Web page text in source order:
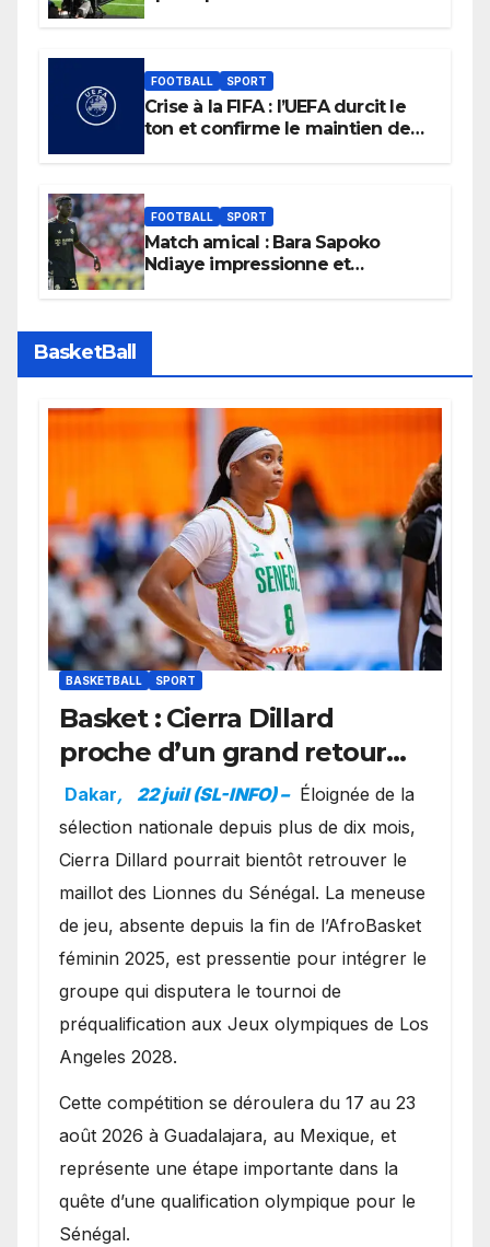
FOOTBALL SPORT
Crise à la FIFA : l’UEFA durcit le
ton et confirme le maintien de
FOOTBALL SPORT
Match amical : Bara Sapoko
Ndiaye impressionne et
BasketBall
BASKETBALL SPORT
Basket : Cierra Dillard
proche d’un grand retour
avec les Lionnes ?
Dakar, 22 juil (SL-INFO) – Éloignée de la
sélection nationale depuis plus de dix mois,
Cierra Dillard pourrait bientôt retrouver le
maillot des Lionnes du Sénégal. La meneuse
de jeu, absente depuis la fin de l’AfroBasket
féminin 2025, est pressentie pour intégrer le
groupe qui disputera le tournoi de
préqualification aux Jeux olympiques de Los
Angeles 2028.
Cette compétition se déroulera du 17 au 23
août 2026 à Guadalajara, au Mexique, et
représente une étape importante dans la
quête d’une qualification olympique pour le
Sénégal.